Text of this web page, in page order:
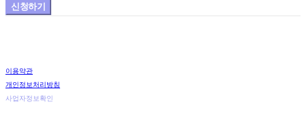
신청하기
이용약관
개인정보처리방침
사업자정보확인